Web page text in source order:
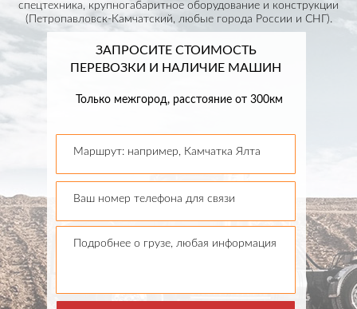
спецтехника, крупногабаритное оборудование и конструкции
(Петропавловск-Камчатский, любые города России и СНГ).
ЗАПРОСИТЕ СТОИМОСТЬ
ПЕРЕВОЗКИ И НАЛИЧИЕ МАШИН
Только межгород, расстояние от 300км
Маршрут: например, Камчатка Ялта
Ваш номер телефона для связи
Подробнее о грузе, любая информация